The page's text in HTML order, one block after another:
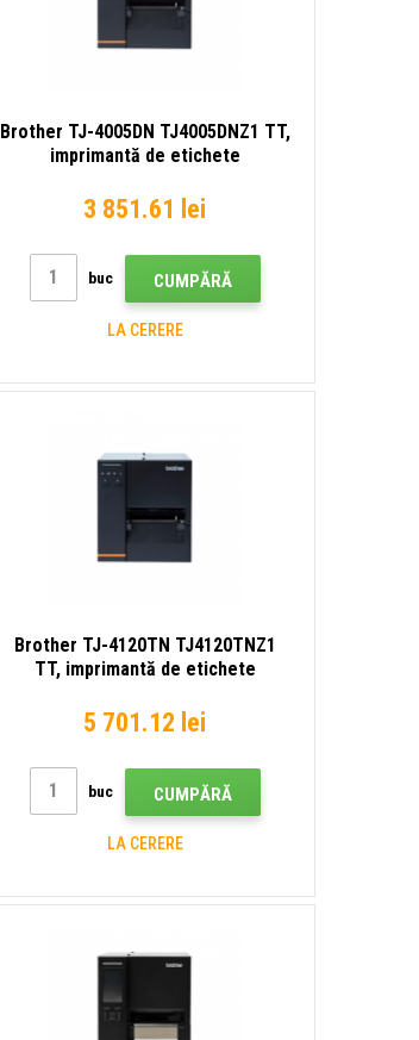
Brother TJ-4005DN TJ4005DNZ1 TT,
imprimantă de etichete
3 851.61 lei
buc CUMPĂRĂ
LA CERERE
Brother TJ-4120TN TJ4120TNZ1
TT, imprimantă de etichete
5 701.12 lei
buc CUMPĂRĂ
LA CERERE